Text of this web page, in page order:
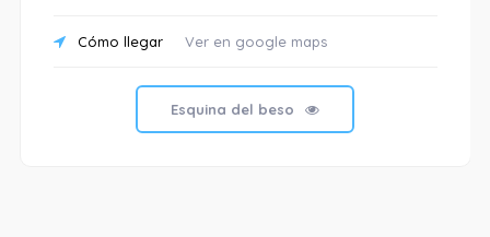
Cómo llegar Ver en google maps
Esquina del beso